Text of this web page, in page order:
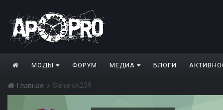
МОДЫ ФОРУМ МЕДИА БЛОГИ
Главная Saharok239